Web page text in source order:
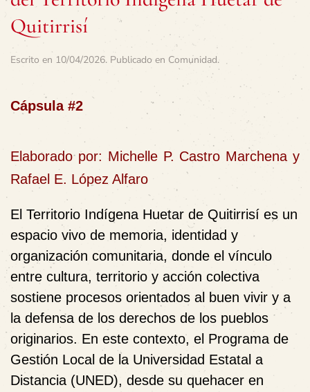
Quitirrisí
Escrito en 10/04/2026. Publicado en Comunidad.
Cápsula #2
Elaborado por: Michelle P. Castro Marchena y
Rafael E. López Alfaro
El Territorio Indígena Huetar de Quitirrisí es un
espacio vivo de memoria, identidad y
organización comunitaria, donde el vínculo
entre cultura, territorio y acción colectiva
sostiene procesos orientados al buen vivir y a
la defensa de los derechos de los pueblos
originarios. En este contexto, el Programa de
Gestión Local de la Universidad Estatal a
Distancia (UNED), desde su quehacer en